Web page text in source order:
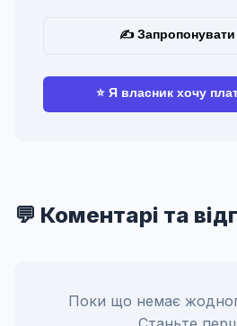
✍ Запропонувати
⭐ Я власник хочу
💬 Коментарі та
Поки що немає